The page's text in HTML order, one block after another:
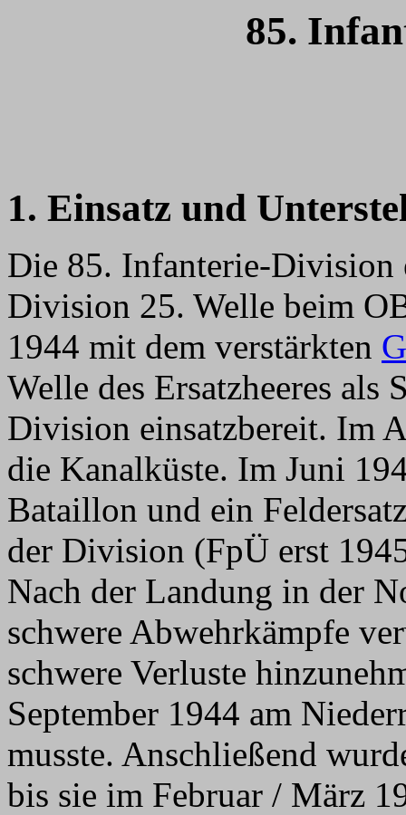
85.
1. Einsatz und
Die 85. Infanterie-Division
Division 25. Welle beim
1944 mit dem verstärkten
Welle des Ersatzheeres
Division einsatzbereit. Im
die Kanalküste. Im Juni
Bataillon und ein
der Division (FpÜ erst
Nach der Landung in der
schwere Abwehrkämpfe
schwere Verluste
September 1944 am
musste. Anschließend
bis sie im Februar / März